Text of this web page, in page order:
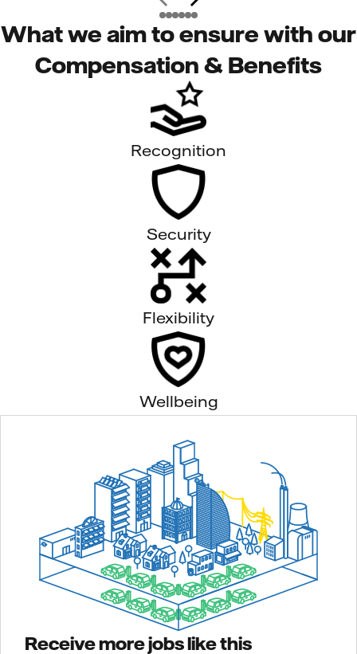
What we aim to ensure with our
Compensation & Benefits
Recognition
Security
Flexibility
Wellbeing
Receive more jobs like this